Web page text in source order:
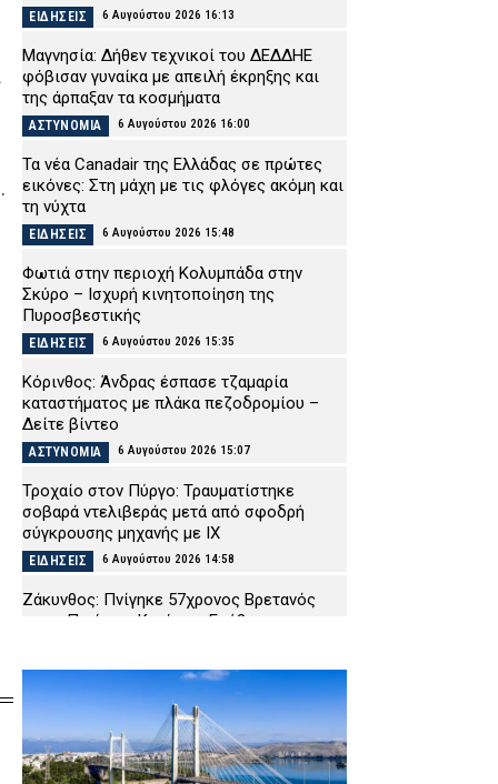
ΕΙΔΗΣΕΙΣ 6 Αυγούστου 2026 16:13
Μαγνησία: Δήθεν τεχνικοί του ΔΕΔΔΗΕ
φόβισαν γυναίκα με απειλή έκρηξης και
της άρπαξαν τα κοσμήματα
ΑΣΤΥΝΟΜΙΑ 6 Αυγούστου 2026 16:00
Τα νέα Canadair της Ελλάδας σε πρώτες
εικόνες: Στη μάχη με τις φλόγες ακόμη και
τη νύχτα
ΕΙΔΗΣΕΙΣ 6 Αυγούστου 2026 15:48
Φωτιά στην περιοχή Κολυμπάδα στην
Σκύρο – Ισχυρή κινητοποίηση της
Πυροσβεστικής
ΕΙΔΗΣΕΙΣ 6 Αυγούστου 2026 15:35
Κόρινθος: Άνδρας έσπασε τζαμαρία
καταστήματος με πλάκα πεζοδρομίου –
Δείτε βίντεο
ΑΣΤΥΝΟΜΙΑ 6 Αυγούστου 2026 15:07
Τροχαίο στον Πύργο: Τραυματίστηκε
σοβαρά ντελιβεράς μετά από σφοδρή
σύγκρουσης μηχανής με ΙΧ
ΕΙΔΗΣΕΙΣ 6 Αυγούστου 2026 14:58
Ζάκυνθος: Πνίγηκε 57χρονος Βρετανός
στις «Πισίνες» Κερίου – Επέβαινε σε
ΕΙΔΗΣΕΙΣ
«Ελ. Βενιζέλος»: Συνελήφθη 37χρονος
αλλοδαπός – Είχε στην χειραποσκευή του
τέσσερα μαχαίρια και δύο ψαλίδια